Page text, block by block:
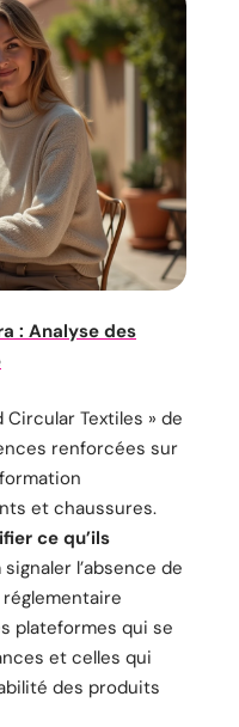
: Analyse des
Circular Textiles » de
renforcées sur
et chaussures.
ce qu’ils
l’absence de
plateformes qui se
et celles qui
des produits